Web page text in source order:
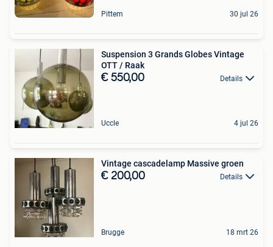
Pittem 30 jul 26
Suspension 3 Grands Globes Vintage
OTT / Raak
€ 550,00 Details
Uccle 4 jul 26
Vintage cascadelamp Massive groen
€ 200,00 Details
Brugge 18 mrt 26